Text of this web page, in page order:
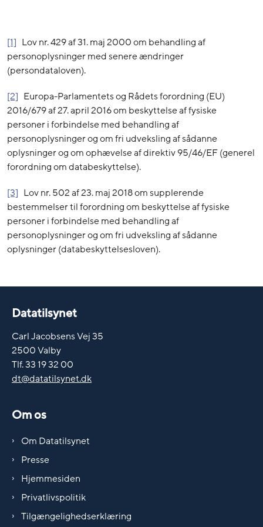
[1] Lov nr. 429 af 31. maj 2000 om behandling af
personoplysninger med senere ændringer
(persondataloven).
[2] Europa-Parlamentets og Rådets forordning (EU)
2016/679 af 27. april 2016 om beskyttelse af fysiske
personer i forbindelse med behandling af
personoplysninger og om fri udveksling af sådanne
oplysninger og om ophævelse af direktiv 95/46/EF (generel
forordning om databeskyttelse).
[3] Lov nr. 502 af 23. maj 2018 om supplerende
bestemmelser til forordning om beskyttelse af fysiske
personer i forbindelse med behandling af
personoplysninger og om fri udveksling af sådanne
oplysninger (databeskyttelsesloven).
Datatilsynet
Carl Jacobsens Vej 35
2500 Valby
Tlf. 33 19 32 00
dt@datatilsynet.dk
Om os
Om Datatilsynet
Presse
Hjemmesiden
Privatlivspolitik
Tilgængelighedserklæring